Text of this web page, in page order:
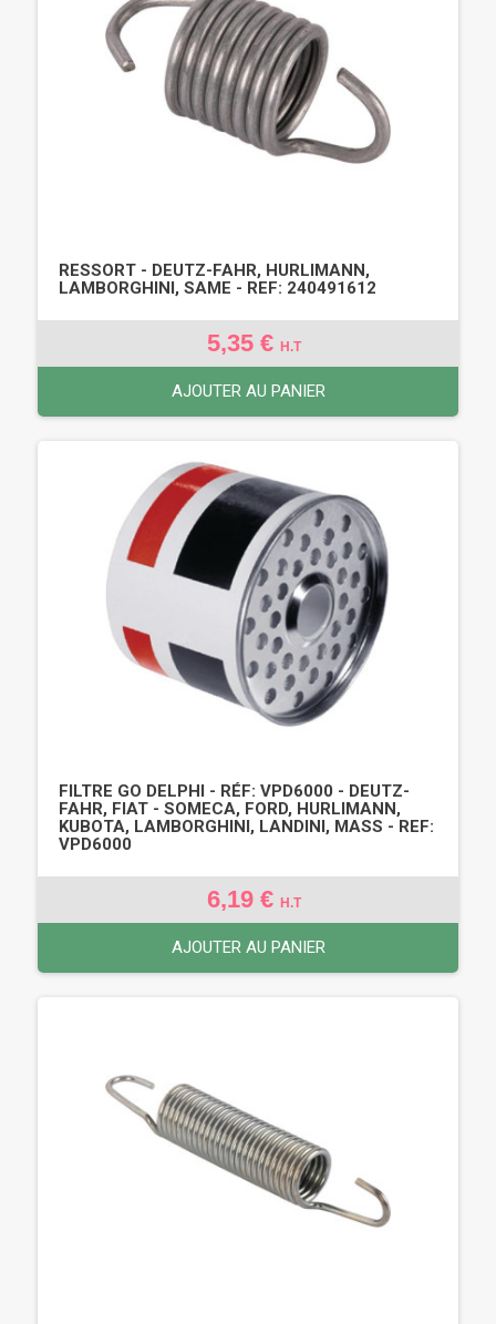
RESSORT - DEUTZ-FAHR, HURLIMANN,
LAMBORGHINI, SAME - REF: 240491612
5,35 € H.T
AJOUTER AU PANIER
FILTRE GO DELPHI - RÉF: VPD6000 - DEUTZ-
FAHR, FIAT - SOMECA, FORD, HURLIMANN,
KUBOTA, LAMBORGHINI, LANDINI, MASS - REF:
VPD6000
6,19 € H.T
AJOUTER AU PANIER